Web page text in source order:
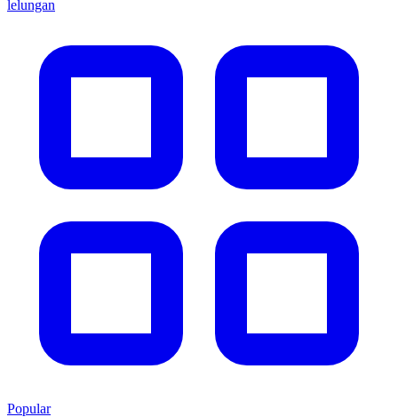
lelungan
Popular